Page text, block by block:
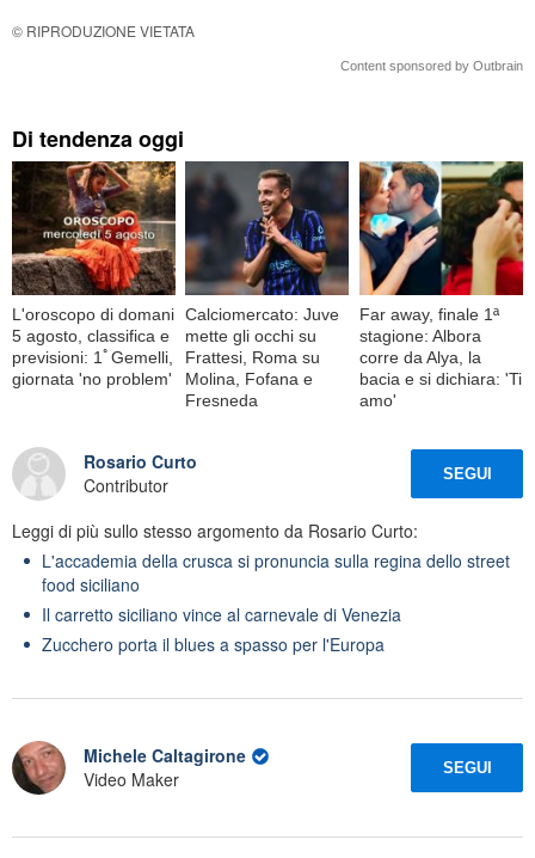
© RIPRODUZIONE VIETATA
Content sponsored by Outbrain
Di tendenza oggi
L'oroscopo di domani
5 agosto, classifica e
previsioni: 1ﾟGemelli,
giornata 'no problem'
Calciomercato: Juve
mette gli occhi su
Frattesi, Roma su
Molina, Fofana e
Fresneda
Far away, finale 1ª
stagione: Albora
corre da Alya, la
bacia e si dichiara: 'Ti
amo'
Rosario Curto
Contributor
SEGUI
Leggi di più sullo stesso argomento da Rosario Curto:
L'accademia della crusca si pronuncia sulla regina dello street
food siciliano
Il carretto siciliano vince al carnevale di Venezia
Zucchero porta il blues a spasso per l'Europa
Michele Caltagirone
Video Maker
SEGUI